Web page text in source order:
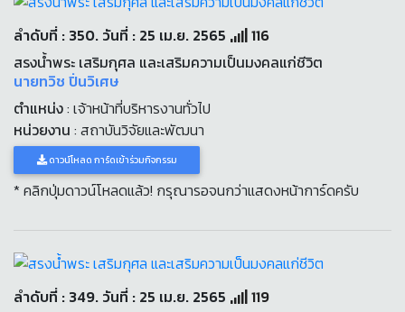
ลำดับที่ : 350. วันที่ : 25 เม.ย. 2565
116
สรงน้ำพระ เสริมกุศล และเสริมความเป็นมงคลแก่ชีวิต
นายทวิช ปิ่นวิเศษ
ตำแหน่ง: เจ้าหน้าที่บริหารงานทั่วไป
หน่วยงาน : สถาบันวิจัยและพัฒนา
ดาวน์โหลด การ์ดเข้าร่วมกิจกรรม
* คลิกปุ่มดาวน์โหลดแล้ว! กรุณารอจนกว่าแสดงหน้าการ์ดครับ
ลำดับที่ : 349. วันที่ : 25 เม.ย. 2565
119